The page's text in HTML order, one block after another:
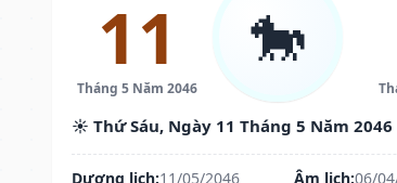
11
Tháng 5 Năm 2046
🐎
☀️ Thứ Sáu, Ngày 11 Tháng 5 Năm 2046
Dương lịch:11/05/2046 Âm lịch:06/